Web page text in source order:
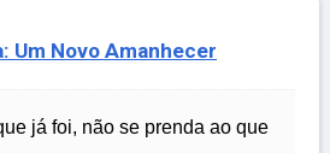
Um Novo Amanhecer
já foi, não se prenda ao que